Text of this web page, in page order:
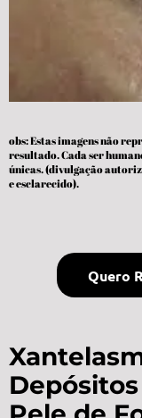
obs: Estas imagens não
resultado. Cada ser
únicas. (divulgação
e esclarecido).
Quero